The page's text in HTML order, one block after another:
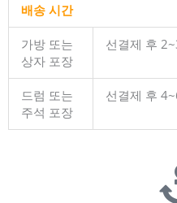
배송 시간
가방 또는
상자 포장
선결제 후
드럼 또는
주석 포장
선결제 후